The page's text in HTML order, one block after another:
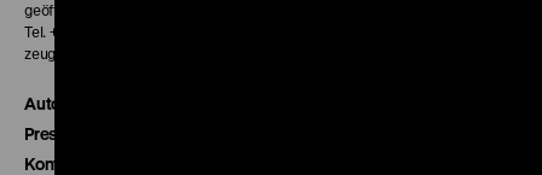
geöffnet 30 Minuten vor Beginn der ersten Vorstellung
Tel. + 49 30 20304-770
zeughauskino@dhm.de
Autor*innen
Presse
Kontakt